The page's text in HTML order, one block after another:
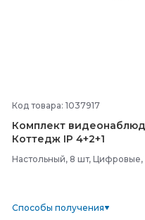
Код товара: 1037917
Комплект
Коттедж IP 4+2+1
Настольный, 8 шт, Цифровые,
Способы получения